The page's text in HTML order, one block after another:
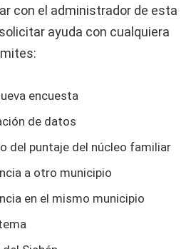
con el administrador de esta
ayuda con cualquiera
encuesta
de datos
del puntaje del núcleo familiar
a otro municipio
en el mismo municipio